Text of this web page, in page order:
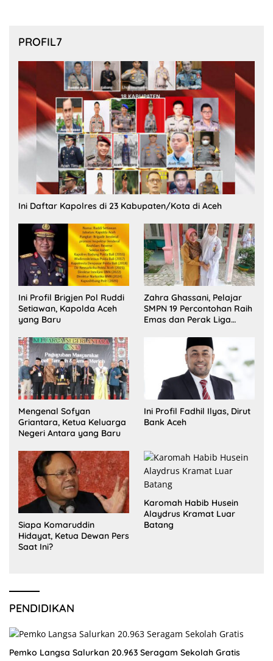
PROFIL7
Ini Daftar Kapolres di 23 Kabupaten/Kota di Aceh
Ini Profil Brigjen Pol Ruddi
Setiawan, Kapolda Aceh
yang Baru
Zahra Ghassani, Pelajar
SMPN 19 Percontohan Raih
Emas dan Perak Liga
Mengenal Sofyan
Griantara, Ketua Keluarga
Negeri Antara yang Baru
Ini Profil Fadhil Ilyas, Dirut
Bank Aceh
Siapa Komaruddin
Hidayat, Ketua Dewan Pers
Saat Ini?
Karomah Habib Husein
Alaydrus Kramat Luar
Batang
PENDIDIKAN
Pemko Langsa Salurkan 20.963 Seragam Sekolah Gratis